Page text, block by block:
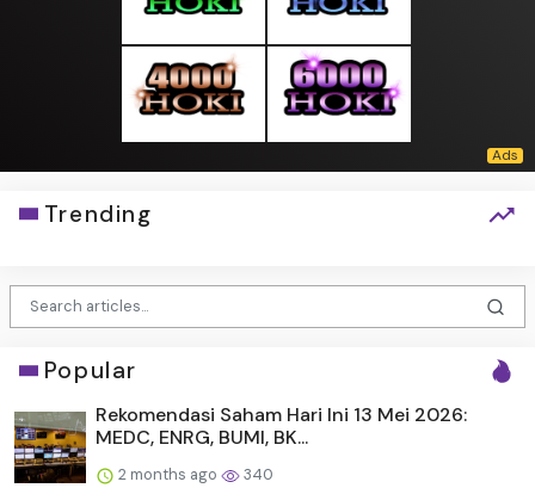
Trending
Popular
Rekomendasi Saham Hari Ini 13 Mei 2026:
MEDC, ENRG, BUMI, BK...
2 months ago 340